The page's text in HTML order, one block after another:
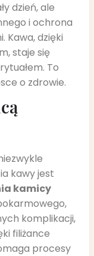
dzień, ale
i ochrona
Kawa, dzięki
staje się
To
o zdrowie.
kawy jest
kamicy
komplikacji,
filiżance
procesy